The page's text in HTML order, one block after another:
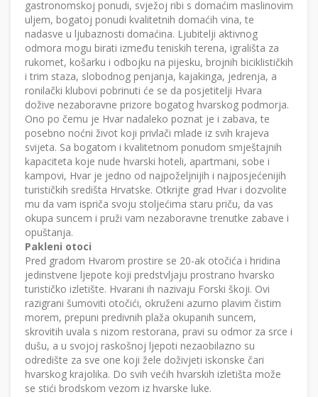
gastronomskoj ponudi, svježoj ribi s domaćim maslinovim
uljem, bogatoj ponudi kvalitetnih domaćih vina, te
nadasve u ljubaznosti domaćina. Ljubitelji aktivnog
odmora mogu birati između teniskih terena, igrališta za
rukomet, košarku i odbojku na pijesku, brojnih biciklističkih
i trim staza, slobodnog penjanja, kajakinga, jedrenja, a
ronilački klubovi pobrinuti će se da posjetitelji Hvara
dožive nezaboravne prizore bogatog hvarskog podmorja.
Ono po čemu je Hvar nadaleko poznat je i zabava, te
posebno noćni život koji privlači mlade iz svih krajeva
svijeta. Sa bogatom i kvalitetnom ponudom smještajnih
kapaciteta koje nude hvarski hoteli, apartmani, sobe i
kampovi, Hvar je jedno od najpoželjnijih i najposjećenijih
turističkih središta Hrvatske. Otkrijte grad Hvar i dozvolite
mu da vam ispriča svoju stoljećima staru priču, da vas
okupa suncem i pruži vam nezaboravne trenutke zabave i
opuštanja.
Pakleni otoci
Pred gradom Hvarom prostire se 20-ak otočića i hridina
jedinstvene ljepote koji predstvljaju prostrano hvarsko
turističko izletište. Hvarani ih nazivaju Forski škoji. Ovi
razigrani šumoviti otočići, okruženi azurno plavim čistim
morem, prepuni predivnih plaža okupanih suncem,
skrovitih uvala s nizom restorana, pravi su odmor za srce i
dušu, a u svojoj raskošnoj ljepoti nezaobilazno su
odredište za sve one koji žele doživjeti iskonske čari
hvarskog krajolika. Do svih većih hvarskih izletišta može
se stići brodskom vezom iz hvarske luke.